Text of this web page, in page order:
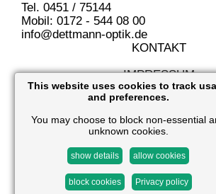
This website uses cookies to track
and preferences.
You may choose to block non-essential
unknown cookies.
show details allow cookies
block cookies Privacy policy
Tel. 0451 / 75144
Mobil: 0172 - 544 08 00
info@dettmann-optik.de
KONTAKT
IMPRESSUM
DATENSCHUTZ